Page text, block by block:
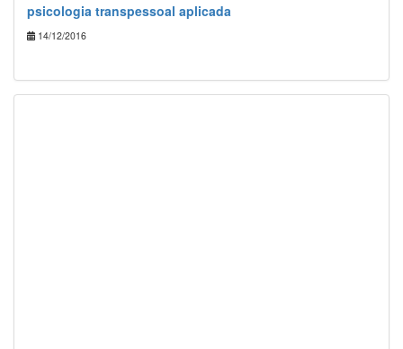
psicologia transpessoal aplicada
14/12/2016